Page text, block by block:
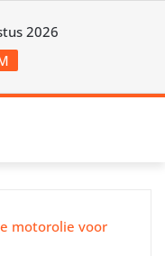
2026
motorolie voor